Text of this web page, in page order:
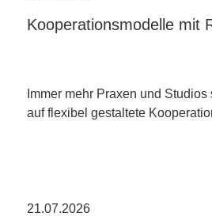
Kooperationsmodelle mit
Immer mehr Praxen und
auf flexibel gestaltete
21.07.2026